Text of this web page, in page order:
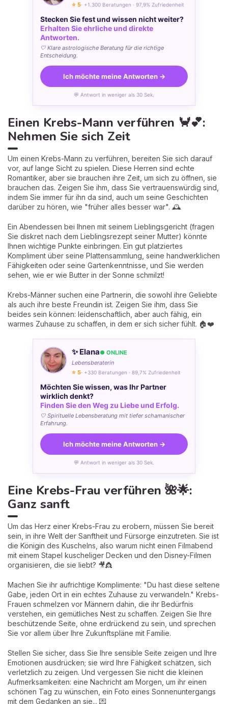
⭐ 5· +1.300 Beratungen · 97,9% Zufriedenheit
Stecken Sie fest und wissen nicht weiter?
Erhalten Sie ehrliche und direkte
Antworten.
🤍 Klare astrologische Beratung für die richtige
Entscheidung.
Ich möchte meine Antworten →
💬 Antwort in weniger als 30 Sek.
Einen Krebs-Mann verführen 🦀💕:
Nehmen Sie sich Zeit
Um einen Krebs-Mann zu verführen, bereiten Sie sich darauf
vor, auf lange Sicht zu spielen. Diese Herren sind echte
Romantiker, aber sie brauchen ihre Zeit, um sich zu öffnen, sie
brauchen das. Zeigen Sie ihm, dass Sie vertrauenswürdig sind,
indem Sie immer für ihn da sind, auch um seine Geschichten
darüber zu hören, wie "früher alles besser war". 🕰
Ein Abendessen bei Ihnen mit seinem Lieblingsgericht (fragen
Sie diskret nach dem Lieblingsrezept seiner Mutter) könnte
Ihnen wichtige Punkte einbringen. Ein gut platziertes
Kompliment über seine Plattensammlung, seine handwerklichen
Fähigkeiten oder seine Gartenkenntnisse, und Sie werden
sehen, wie er wie Butter in der Sonne schmilzt!
Krebs-Männer suchen eine Partnerin, die sowohl ihre Geliebte
als auch ihre beste Freundin ist. Zeigen Sie ihm, dass Sie
beides sein können: leidenschaftlich, aber auch fähig, ein
warmes Zuhause zu schaffen, in dem er sich sicher fühlt. 🏠❤️
✨ Elana● ONLINE
Lebensberaterin
⭐ 5· +330 Beratungen · 89,7% Zufriedenheit
Möchten Sie wissen, was Ihr Partner
wirklich denkt?
Finden Sie den Weg zu Liebe und Erfolg.
🤍 Spirituelle Lebensberatung mit tiefer schamanischer
Erfahrung.
Ich möchte meine Antworten →
💬 Antwort in weniger als 30 Sek.
Eine Krebs-Frau verführen 🌺🌟:
Ganz sanft
Um das Herz einer Krebs-Frau zu erobern, müssen Sie bereit
sein, in ihre Welt der Sanftheit und Fürsorge einzutreten. Sie ist
die Königin des Kuschelns, also warum nicht einen Filmabend
mit einem Stapel kuscheliger Decken und den Disney-Filmen
organisieren, die sie liebt? 🎥👸
Machen Sie ihr aufrichtige Komplimente: "Du hast diese seltene
Gabe, jeden Ort in ein echtes Zuhause zu verwandeln." Krebs-
Frauen schmelzen vor Männern dahin, die ihr Bedürfnis
verstehen, ein gemütliches Nest zu schaffen. Zeigen Sie Ihre
beschützende Seite, ohne erdrückend zu sein, und sprechen
Sie vor allem über Ihre Zukunftspläne mit Familie.
Stellen Sie sicher, dass Sie Ihre sensible Seite zeigen und Ihre
Emotionen ausdrücken; sie wird Ihre Fähigkeit schätzen, sich
verletzlich zu zeigen. Und vergessen Sie nicht die kleinen
Aufmerksamkeiten: eine Nachricht am Morgen, um ihr einen
schönen Tag zu wünschen, ein Foto eines Sonnenuntergangs
mit dem Gedanken an sie... 💌